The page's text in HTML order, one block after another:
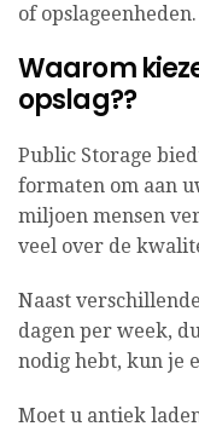
of opslageenheden.
Waarom
opslag??
Public Storage
formaten om aan
miljoen mensen
veel over de
Naast
dagen per week,
nodig hebt, kun je
Moet u antiek